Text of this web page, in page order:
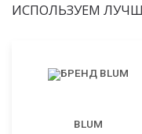
ИСПОЛЬЗУЕМ
BLUM